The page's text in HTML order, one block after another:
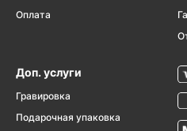
Оплата
Доп. услуги
Гравировка
Подарочная упаковка